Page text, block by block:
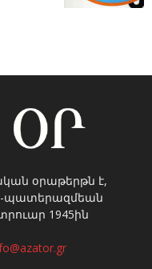
օրաթերթն է,
պատերազմեան
1945ին